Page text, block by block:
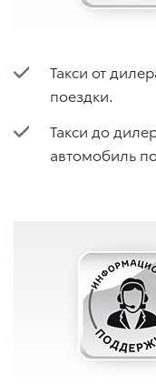
Такси от
поездки.
Такси до
автомобиль